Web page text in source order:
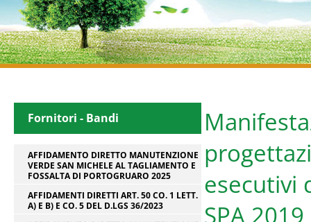
Fornitori - Bandi
AFFIDAMENTO DIRETTO MANUTENZIONE
VERDE SAN MICHELE AL TAGLIAMENTO E
FOSSALTA DI PORTOGRUARO 2025
AFFIDAMENTI DIRETTI ART. 50 CO. 1 LETT.
A) E B) E CO. 5 DEL D.LGS 36/2023
esecutivi
SPA 2019